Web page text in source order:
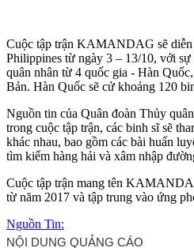
Cuộc tập trận KAMANDAG sẽ diễn
Philippines từ ngày 3 – 13/10, với
quân nhân từ 4 quốc gia - Hàn
Bản. Hàn Quốc sẽ cử khoảng 120
Nguồn tin của Quân đoàn Thủy
trong cuộc tập trận, các binh sĩ sẽ
khác nhau, bao gồm các bài huấn
tìm kiếm hàng hải và xâm nhập
Cuộc tập trận mang tên
từ năm 2017 và tập trung vào ứng
Nguồn Tin: